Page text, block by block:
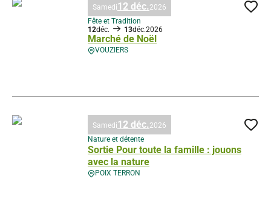
Marché de Noël
VOUZIERS
Samedi12 déc. 2026
Fête et Tradition
12déc. 13déc.2026
Sortie Pour toute la famille : jouons
avec la nature
POIX TERRON
Samedi12 déc. 2026
Nature et détente